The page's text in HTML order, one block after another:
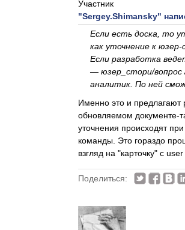
Участник
"Sergey.Shimansky"
Если есть доска, то
как уточнение к
Если разработка
— юзер_стори/вопрос
аналитик. По ней
Именно это и предлагают
обновляемом документе-
уточнения происходят
команды. Это гораздо
взгляд на "карточку" c
Поделиться: